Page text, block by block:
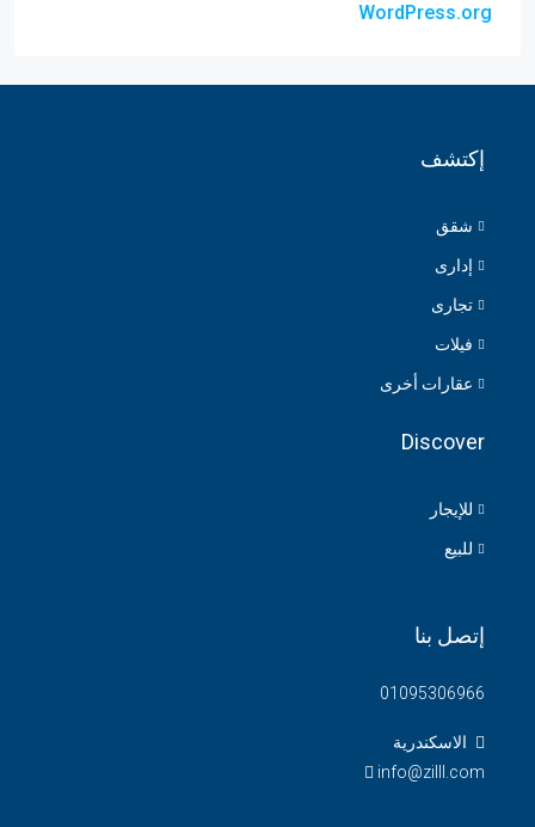
WordPress.org
إكتشف
شقق
إدارى
تجارى
فيلات
عقارات أخرى
Discover
للإيجار
للبيع
إتصل بنا
01095306966
الاسكندرية
info@zilll.com